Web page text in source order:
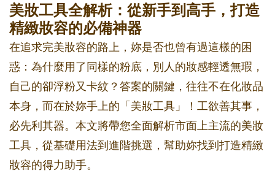
美妝工具全解析：從新手到高手，打造
精緻妝容的必備神器
在追求完美妝容的路上，妳是否也曾有過這樣的困
惑：為什麼用了同樣的粉底，別人的妝感輕透無瑕，
自己的卻浮粉又卡紋？答案的關鍵，往往不在化妝品
本身，而在於妳手上的「美妝工具」！工欲善其事，
必先利其器。本文將帶您全面解析市面上主流的美妝
工具，從基礎用法到進階挑選，幫助妳找到打造精緻
妝容的得力助手。